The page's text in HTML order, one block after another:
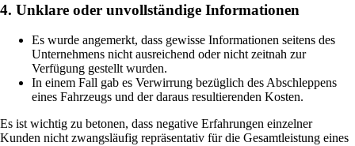
4. Unklare oder unvollständige Informationen
Es wurde angemerkt, dass gewisse Informationen seitens des
Unternehmens nicht ausreichend oder nicht zeitnah zur
Verfügung gestellt wurden.
In einem Fall gab es Verwirrung bezüglich des Abschleppens
eines Fahrzeugs und der daraus resultierenden Kosten.
Es ist wichtig zu betonen, dass negative Erfahrungen einzelner
Kunden nicht zwangsläufig repräsentativ für die Gesamtleistung eines